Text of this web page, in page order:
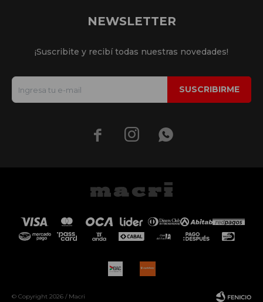
NEWSLETTER
¡Suscribite y recibí todas nuestras novedades!
SUSCRIBIRME
  
© Copyright 2026 / Macri